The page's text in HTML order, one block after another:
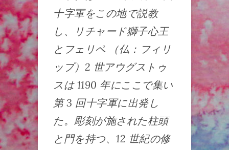
十字軍をこの地で説教
し、リチャード獅子心王
とフェリペ （仏：フィリ
ップ）2 世アウグストゥ
スは 1190 年にここで集い
第 3 回十字軍に出発し
た。彫刻が施された柱頭
と門を持つ、12 世紀の修